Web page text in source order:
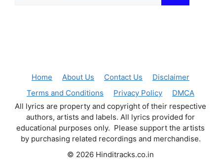
Home About Us Contact Us
Disclaimer
Terms and Conditions
Privacy Policy
DMCA
All lyrics are property and copyright of their respective
authors, artists and labels. All lyrics provided for
educational purposes only. Please support the artists
by purchasing related recordings and merchandise.
© 2026 Hinditracks.co.in